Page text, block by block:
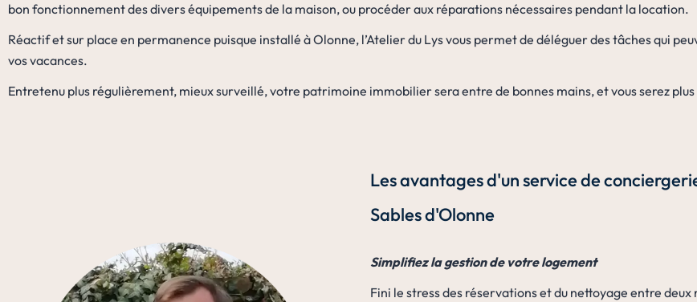
bon fonctionnement des divers équipements de la maison, ou procéder aux réparations nécessaires pendant la location.
Réactif et sur place en permanence puisque installé à Olonne, l’Atelier du Lys vous permet de déléguer des tâches qui
vos vacances.
Entretenu plus régulièrement, mieux surveillé, votre patrimoine immobilier sera entre de bonnes mains, et vous serez plus
Les avantages d'un service de
Sables d'Olonne
Simplifiez la gestion de votre logement
Fini le stress des réservations et du nettoyage entre deux